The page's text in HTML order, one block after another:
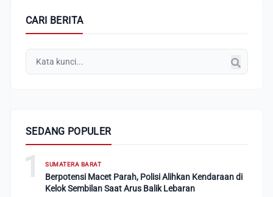
CARI BERITA
SEDANG POPULER
1 SUMATERA BARAT
Berpotensi Macet Parah, Polisi Alihkan Kendaraan di
Kelok Sembilan Saat Arus Balik Lebaran